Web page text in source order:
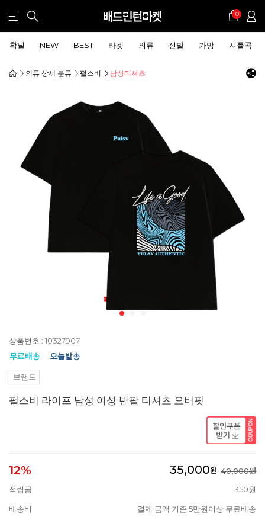
0
확딜 NEW BEST 라켓 의류 신발 가방 셔틀콕
의류 상세 분류 펄스비 남성티셔츠
상품번호 : 10327907
브랜드
펄스비 라이프 남성 여성 반팔 티셔츠 오버핏
12% 35,000원 40,000원
적립금
350원
배송비 결제 금액 기준 5만원이상 무료배송